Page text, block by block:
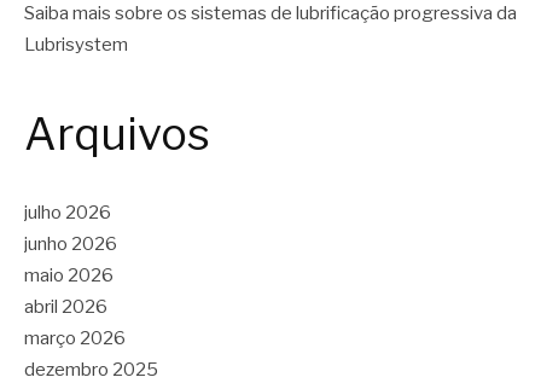
Saiba mais sobre os sistemas de lubrificação progressiva da
Lubrisystem
Arquivos
julho 2026
junho 2026
maio 2026
abril 2026
março 2026
dezembro 2025